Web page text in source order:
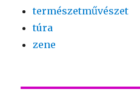
természetművészet
túra
zene